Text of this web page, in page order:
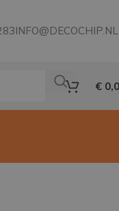
INFO@DECOCHIP.NL
€